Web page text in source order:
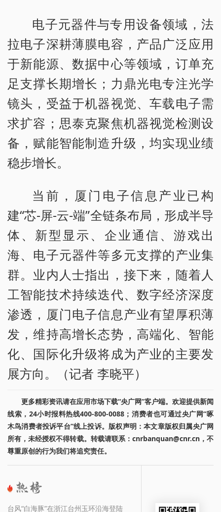
电子元器件与专用设备领域，法
拉电子深耕薄膜电容，产品广泛应用
于新能源、数据中心等领域，订单充
足支撑长期增长；力鼎光电专注光学
镜头，受益于机器视觉、车载电子需
求扩容；思泰克聚焦机器视觉检测设
备，赋能智能制造升级，均实现业绩
稳步增长。
当前，厦门电子信息产业已构
建“芯-屏-云-端”全链条布局，形成半导
体、新型显示、企业通信、游戏出
海、电子元器件等多元支撑的产业集
群。业内人士指出，接下来，随着人
工智能技术持续迭代、数字经济深度
渗透，厦门电子信息产业有望厚积薄
发，维持高增长态势，高端化、智能
化、国际化升级将成为产业的主要发
展方向。（记者 李晓平）
更多精彩资讯请在应用市场下载“央广网”客户端。欢迎提供新闻
线索，24小时报料热线400-800-0088；消费者也可通过央广网“啄
木鸟消费者投诉平台”线上投诉。版权声明：本文章版权归属央广网
所有，未经授权不得转载。转载请联系：cnrbanquan@cnr.cn，不
尊重原创的行为我们将追究责任。
台风“白海豚”在浙江台州玉环沿海登陆